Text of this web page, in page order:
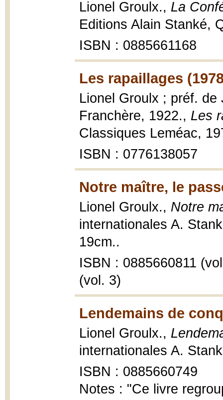
Lionel Groulx., La
Editions Alain Stanké,
ISBN : 0885661168
Les rapaillages
Lionel Groulx ; préf.
Franchère, 1922., Les
Classiques Leméac,
ISBN : 0776138057
Notre maître, le
Lionel Groulx., Notre
internationales A.
19cm..
ISBN : 0885660811
(vol. 3)
Lendemains de
Lionel Groulx.,
internationales A.
ISBN : 0885660749
Notes : "Ce livre